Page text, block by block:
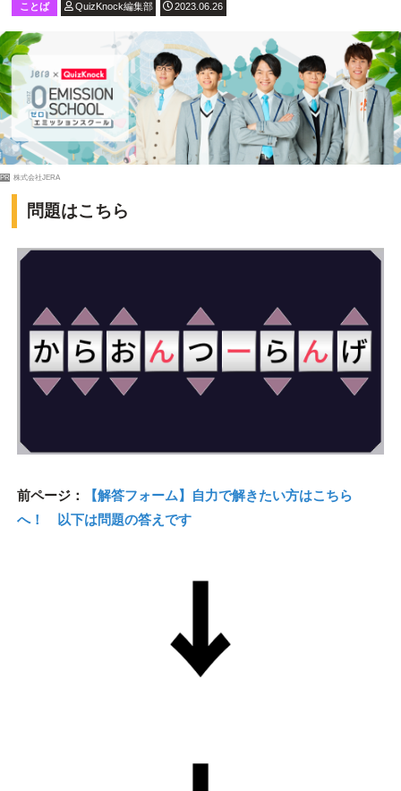
ことば QuizKnock編集部 2023.06.26
PR 株式会社JERA
問題はこちら
前ページ：
【解答フォーム】自力で解きたい方はこちら
へ！ 以下は問題の答えです